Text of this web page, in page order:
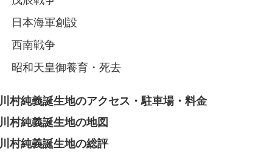
日本海軍創設
西南戦争
昭和天皇御養育・死去
川村純義誕生地のアクセス・駐車場・料金
川村純義誕生地の地図
川村純義誕生地の総評